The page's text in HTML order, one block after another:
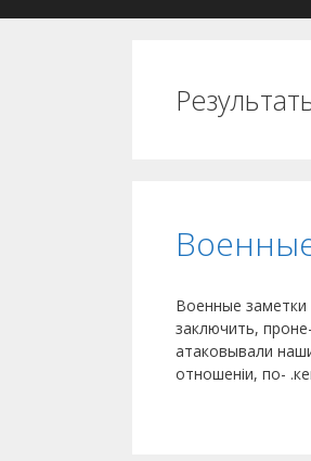
Военные заметки
заключить,
атаковывали
отношеніи, по-